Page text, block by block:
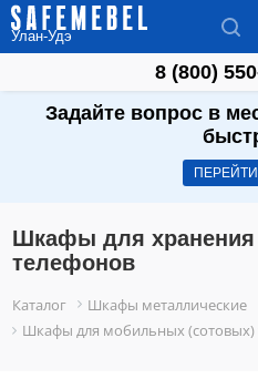
Улан-Удэ
8 (800)
Задайте вопрос в
Шкафы для
телефонов
Каталог
Шкафы металлические
Шкафы для мобильных (сотовых)